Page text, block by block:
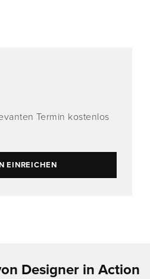
Termin kostenlos
EINREICHEN
Designer in Action